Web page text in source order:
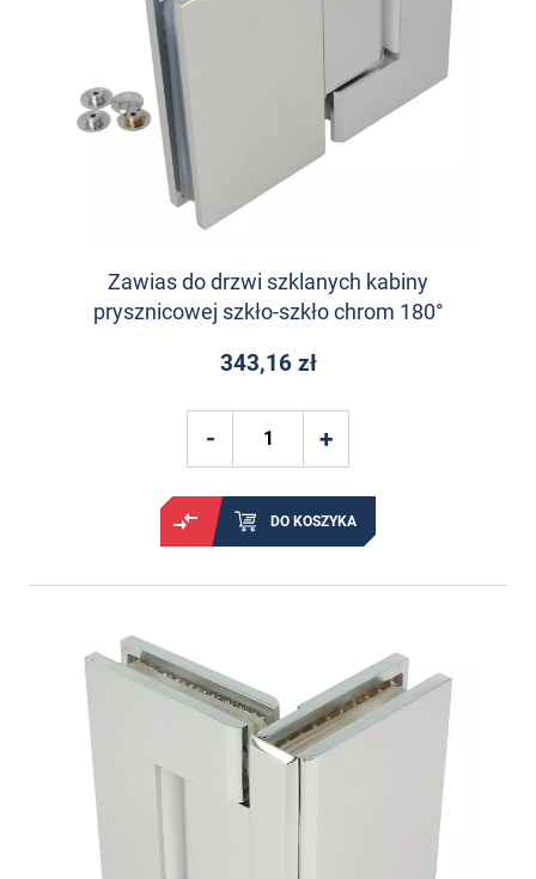
Zawias do drzwi szklanych kabiny
prysznicowej szkło-szkło chrom 180°
343,16 zł
DO KOSZYKA